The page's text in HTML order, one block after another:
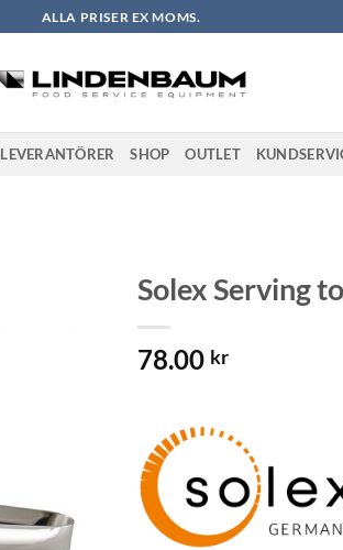
ALLA PRISER EX MOMS.
LEVERANTÖRER SHOP OUTLET
Solex Serving
78.00 kr